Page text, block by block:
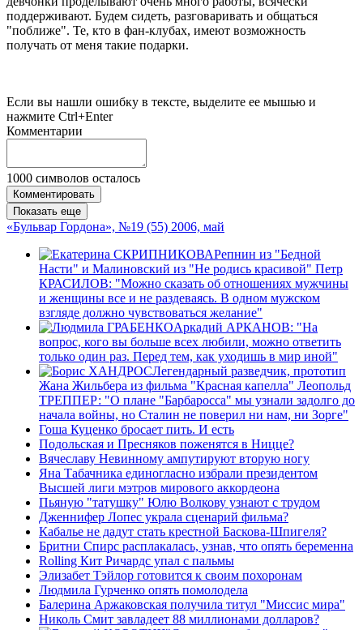
поддерживают. Будем сидеть, разговаривать и общаться
"поближе". Те, кто в фан-клубах, имеют возможность
получать от меня такие подарки.
Если вы нашли ошибку в тексте, выделите ее мышью и
нажмите Ctrl+Enter
Комментарии
1000 символов осталось
Комментировать
Показать еще
«Бульвар Гордона», №19 (55) 2006, май
Репнин из "Бедной
Насти" и Малиновский из "Не родись красивой" Петр
КРАСИЛОВ: "Можно сказать об отношениях мужчины
и женщины все и не раздеваясь. В одном мужском
взгляде должно чувствоваться желание"
Аркадий АРКАНОВ: "На
вопрос, кого вы больше всех любили, можно ответить
только один раз. Перед тем, как уходишь в мир иной"
Легендарный разведчик, прототип
Жана Жильбера из фильма "Красная капелла" Леопольд
ТРЕППЕР: "О плане "Барбаросса" мы узнали задолго до
начала войны, но Сталин не поверил ни нам, ни Зорге"
Гоша Куценко бросает пить. И есть
Подольская и Пресняков поженятся в Ницце?
Вячеславу Невинному ампутируют вторую ногу
Яна Табачника единогласно избрали президентом
Высшей лиги мэтров мирового аккордеона
Пьяную "татушку" Юлю Волкову узнают с трудом
Дженнифер Лопес украла сценарий фильма?
Кабалье не дадут стать крестной Баскова-Шпигеля?
Бритни Спирс расплакалась, узнав, что опять беременна
Rolling Кит Ричардс упал с пальмы
Элизабет Тэйлор готовится к своим похоронам
Людмила Гурченко опять помолодела
Балерина Аржаковская получила титул "Миссис мира"
Николь Смит завладеет 88 миллионами долларов?